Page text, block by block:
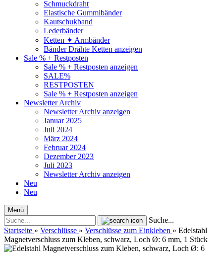
Schmuckdraht
Elastische Gummibänder
Kautschukband
Lederbänder
Ketten ✦ Armbänder
Bänder Drähte Ketten anzeigen
Sale % + Restposten
Sale % + Restposten anzeigen
SALE%
RESTPOSTEN
Sale % + Restposten anzeigen
Newsletter Archiv
Newsletter Archiv anzeigen
Januar 2025
Juli 2024
März 2024
Februar 2024
Dezember 2023
Juli 2023
Newsletter Archiv anzeigen
Neu
Neu
Menü
Suche...
Startseite » Verschlüsse » Verschlüsse zum Einkleben » Edelstahl
Magnetverschluss zum Kleben, schwarz, Loch Ø: 6 mm, 1 Stück